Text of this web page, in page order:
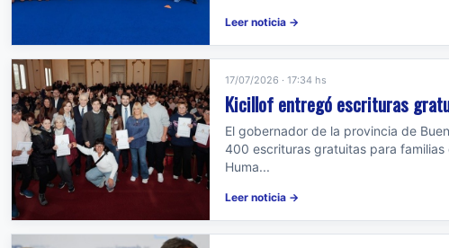
Leer noticia →
17/07/2026 · 17:34 hs
Kicillof entregó escrituras
El gobernador de la provincia de
400 escrituras gratuitas para
Huma...
Leer noticia →